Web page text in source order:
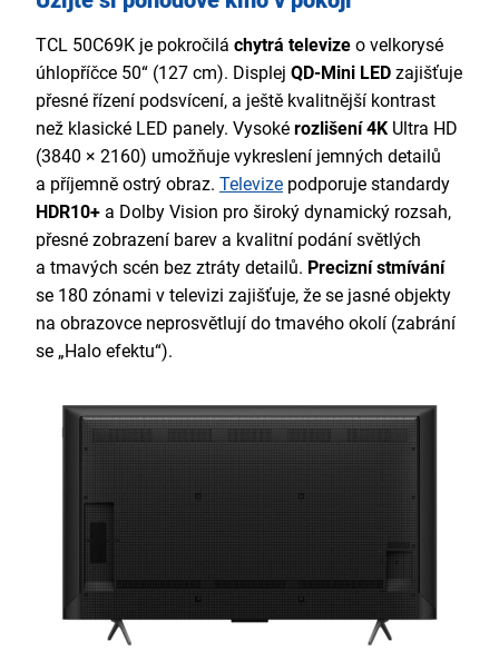
TCL 50C69K je pokročilá chytrá televize o velkorysé
úhlopříčce 50“ (127 cm). Displej QD-Mini LED zajišťuje
přesné řízení podsvícení, a ještě kvalitnější kontrast
než klasické LED panely. Vysoké rozlišení 4K Ultra HD
(3840 × 2160) umožňuje vykreslení jemných detailů
a příjemně ostrý obraz. Televize podporuje standardy
HDR10+ a Dolby Vision pro široký dynamický rozsah,
přesné zobrazení barev a kvalitní podání světlých
a tmavých scén bez ztráty detailů. Precizní stmívání
se 180 zónami v televizi zajišťuje, že se jasné objekty
na obrazovce neprosvětlují do tmavého okolí (zabrání
se „Halo efektu“).